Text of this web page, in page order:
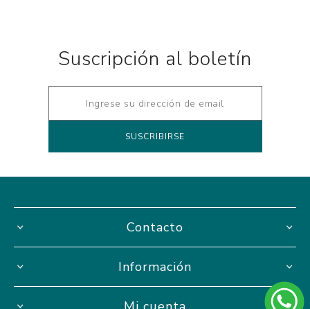
Suscripción al boletín
Contacto
Información